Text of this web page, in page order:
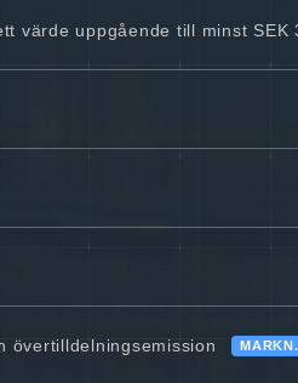
värde uppgående till minst SEK
övertilldelningsemission MARKN.